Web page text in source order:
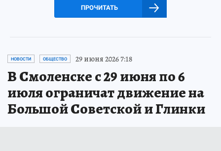
ПРОЧИТАТЬ
НОВОСТИ ОБЩЕСТВО 29 июня 2026 7:18
В Смоленске с 29 июня по 6
июля ограничат движение на
Большой Советской и Глинки